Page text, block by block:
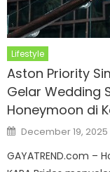
Lifestyle
Aston Priority
Gelar Wedding
Honeymoon di
Posted
on
December 19, 2025
GAYATREND.com –